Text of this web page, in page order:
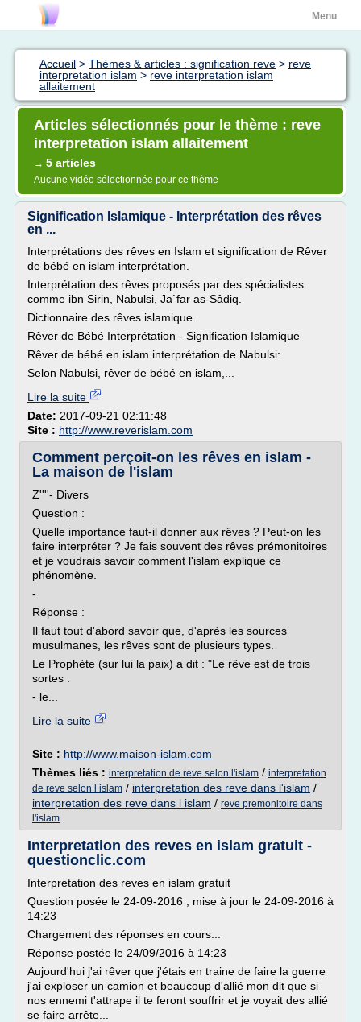
Menu
Accueil > Thèmes & articles : signification reve > reve
interpretation islam > reve interpretation islam
allaitement
Articles sélectionnés pour le thème : reve
interpretation islam allaitement
→ 5 articles
Aucune vidéo sélectionnée pour ce thème
Signification Islamique - Interprétation des rêves
en ...
Interprétations des rêves en Islam et signification de Rêver
de bébé en islam interprétation.
Interprétation des rêves proposés par des spécialistes
comme ibn Sirin, Nabulsi, Ja`far as-Sâdiq.
Dictionnaire des rêves islamique.
Rêver de Bébé Interprétation - Signification Islamique
Rêver de bébé en islam interprétation de Nabulsi:
Selon Nabulsi, rêver de bébé en islam,...
Lire la suite
Date: 2017-09-21 02:11:48
Site : http://www.reverislam.com
Comment perçoit-on les rêves en islam -
La maison de l'islam
Z''''- Divers
Question :
Quelle importance faut-il donner aux rêves ? Peut-on les
faire interpréter ? Je fais souvent des rêves prémonitoires
et je voudrais savoir comment l'islam explique ce
phénomène.
-
Réponse :
Il faut tout d'abord savoir que, d'après les sources
musulmanes, les rêves sont de plusieurs types.
Le Prophète (sur lui la paix) a dit : "Le rêve est de trois
sortes :
- le...
Lire la suite
Site : http://www.maison-islam.com
Thèmes liés : interpretation de reve selon l'islam / interpretation
de reve selon l islam / interpretation des reve dans l'islam /
interpretation des reve dans l islam / reve premonitoire dans
l'islam
Interpretation des reves en islam gratuit -
questionclic.com
Interpretation des reves en islam gratuit
Question posée le 24-09-2016 , mise à jour le 24-09-2016 à
14:23
Chargement des réponses en cours...
Réponse postée le 24/09/2016 à 14:23
Aujourd'hui j'ai rêver que j'étais en traine de faire la guerre
j'ai exploser un camion et beaucoup d'allié mon dit que si
nos ennemi t'attrape il te feront souffrir et je voyait des allié
se faire arrête...